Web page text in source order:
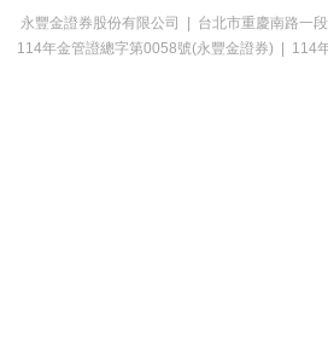
永豐金證券股份有限公司 | 台北市重慶南路一
114年金管證總字第0058號(永豐金證券) | 114